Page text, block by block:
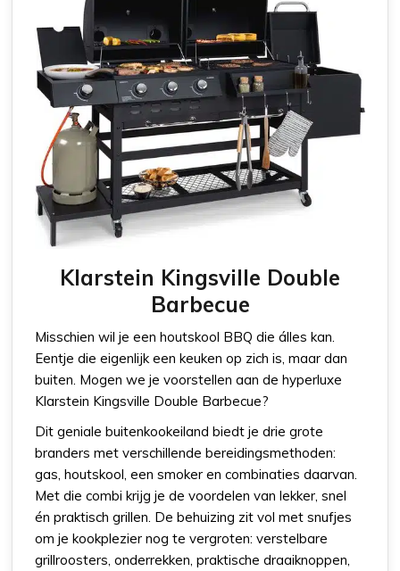
Klarstein Kingsville Double
Barbecue
Misschien wil je een houtskool BBQ die álles kan.
Eentje die eigenlijk een keuken op zich is, maar dan
buiten. Mogen we je voorstellen aan de hyperluxe
Klarstein Kingsville Double Barbecue?
Dit geniale buitenkookeiland biedt je drie grote
branders met verschillende bereidingsmethoden:
gas, houtskool, een smoker en combinaties daarvan.
Met die combi krijg je de voordelen van lekker, snel
én praktisch grillen. De behuizing zit vol met snufjes
om je kookplezier nog te vergroten: verstelbare
grillroosters, onderrekken, praktische draaiknoppen,